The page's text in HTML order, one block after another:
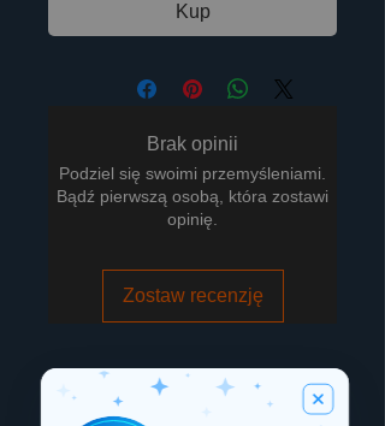
Kup
Brak opinii
Podziel się swoimi przemyśleniami.
Bądź pierwszą osobą, która zostawi
opinię.
Zostaw recenzję